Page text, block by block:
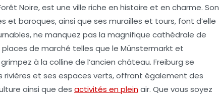
Noire, est une ville riche en histoire et en charme. Son
et baroques, ainsi que ses murailles et tours, font d’elle
ne manquez pas la magnifique cathédrale de
places de marché telles que le Münstermarkt et
à la colline de l’ancien château. Freiburg se
rivières et ses espaces verts, offrant également des
ainsi que des activités en pleinair. Que vous soyez